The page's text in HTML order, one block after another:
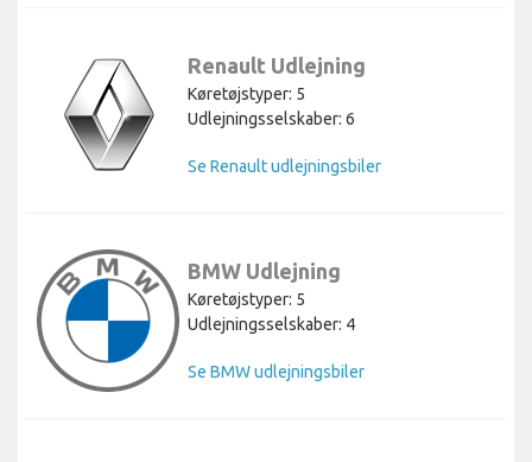
Renault Udlejning
Køretøjstyper: 5
Udlejningsselskaber: 6
Se Renault udlejningsbiler
BMW Udlejning
Køretøjstyper: 5
Udlejningsselskaber: 4
Se BMW udlejningsbiler